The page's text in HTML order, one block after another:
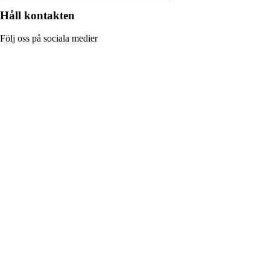
Håll kontakten
Följ oss på sociala medier